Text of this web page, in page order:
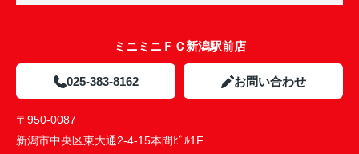
ミニミニＦＣ新潟駅前店
025-383-8162 お問い合わせ
〒950-0087
新潟市中央区東大通2-4-15本間ﾋﾞﾙ1F